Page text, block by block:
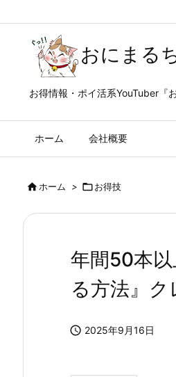
おにまる
お得情報・ポイ活系YouTuber『
ホーム 会社概要
ホーム > お得技
年間50本
る方法』
 2025年9月16日